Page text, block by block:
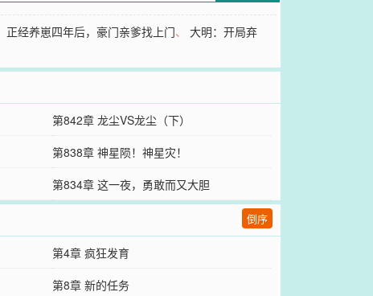
正经养崽四年后，豪门亲爹找上门、大明：开局弃
第842章 龙尘VS龙尘（下）
第838章 神星陨！神星灾！
第834章 这一夜，勇敢而又大胆
倒序
第4章 疯狂发育
第8章 新的任务